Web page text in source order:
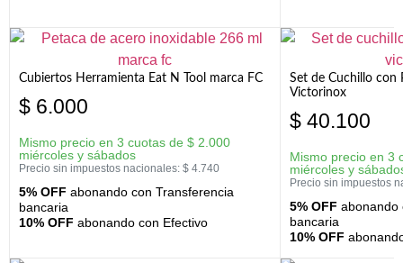
Cubiertos Herramienta Eat N Tool marca FC
$ 6.000
Mismo precio en 3 cuotas de $ 2.000
miércoles y sábados
Precio sin impuestos nacionales: $ 4.740
5% OFF abonando con Transferencia
bancaria
10% OFF abonando con Efectivo
Set de Cuchillo con
Victorinox
$ 40.100
Mismo precio en 3
miércoles y
Precio sin impuestos
5% OFF abonando
bancaria
10% OFF